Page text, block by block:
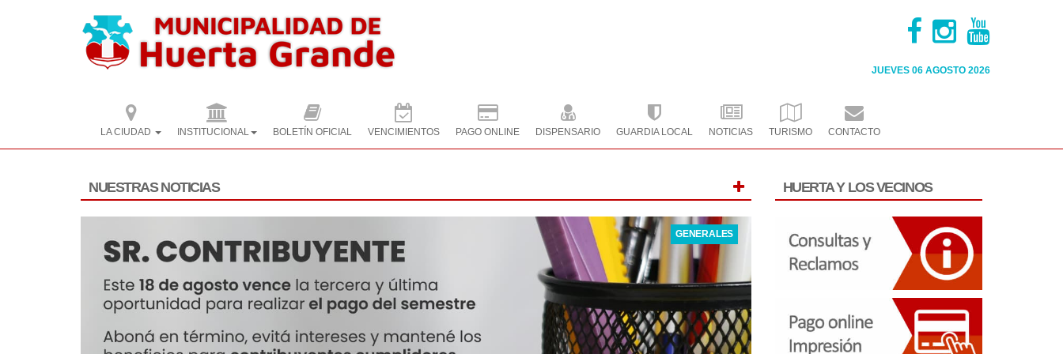
JUEVES 06 AGOSTO 2026
LA CIUDAD INSTITUCIONAL BOLETÍN OFICIAL VENCIMIENTOS PAGO ONLINE DISPENSARIO GUARDIA LOCAL NOTICIAS TURISMO CONTACTO
NUESTRASNOTICIAS
GENERALES
HUERTAY LOS VECINOS